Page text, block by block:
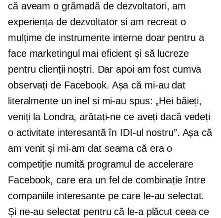
că aveam o grămadă de dezvoltatori, am
experiența de dezvoltator și am recreat o
mulțime de instrumente interne doar pentru a
face marketingul mai eficient și să lucreze
pentru clienții noștri. Dar apoi am fost cumva
observați de Facebook. Așa că mi-au dat
literalmente un inel și mi-au spus: „Hei băieți,
veniți la Londra, arătați-ne ce aveți dacă vedeți
o activitate interesantă în IDI-ul nostru”. Așa că
am venit și mi-am dat seama că era o
competiție numită programul de accelerare
Facebook, care era un fel de combinație între
companiile interesante pe care le-au selectat.
Și ne-au selectat pentru că le-a plăcut ceea ce